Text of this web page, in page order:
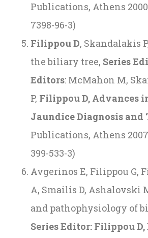
Publications, Athens
7398-96-3)
Filippou D, Skandalakis
the biliary tree, Series
Editors: McMahon M,
P, Filippou D, Advances
Jaundice Diagnosis and
Publications, Athens 2007
399-533-3)
Avgerinos E, Filippou G,
A, Smailis D, Ashalovski
and pathophysiology of
Series Editor: Filippou